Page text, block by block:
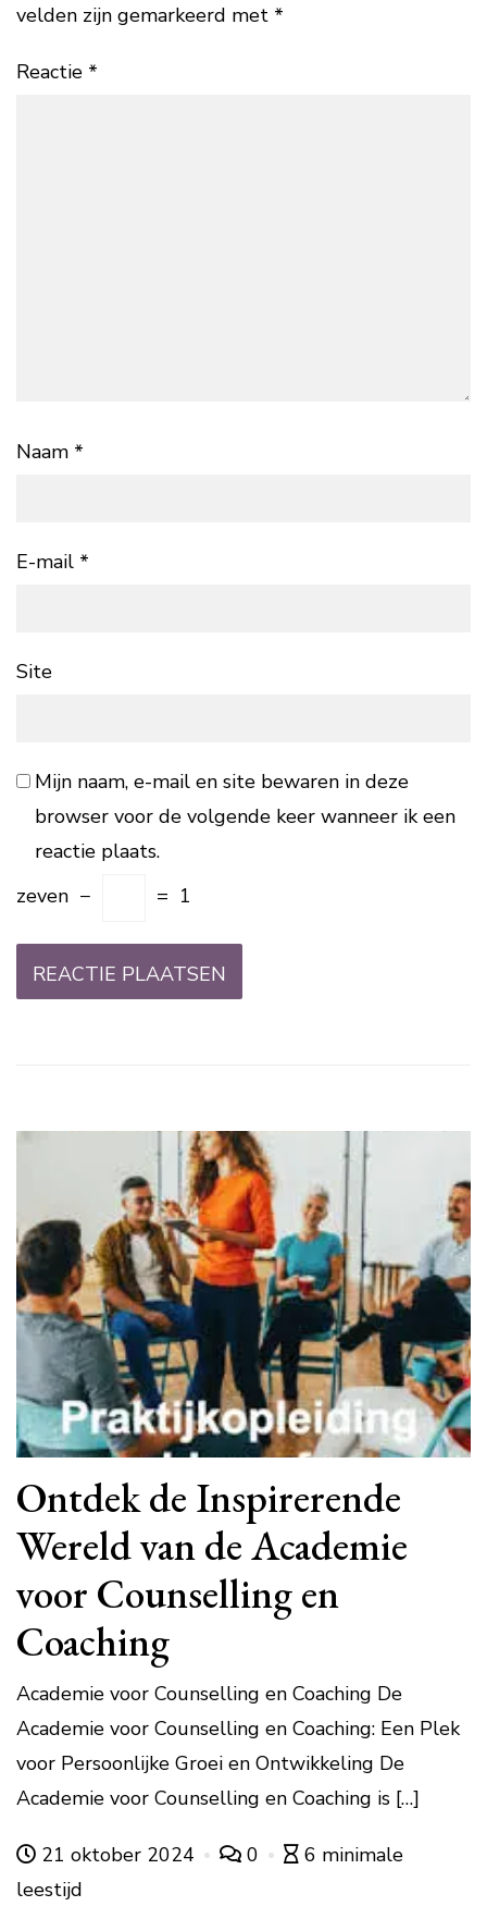
velden zijn gemarkeerd met *
Reactie *
Naam *
E-mail *
Site
Mijn naam, e-mail en site bewaren in deze
browser voor de volgende keer wanneer ik een
reactie plaats.
zeven − = 1
Ontdek de Inspirerende
Wereld van de Academie
voor Counselling en
Coaching
Academie voor Counselling en Coaching De
Academie voor Counselling en Coaching: Een Plek
voor Persoonlijke Groei en Ontwikkeling De
Academie voor Counselling en Coaching is […]
21 oktober 2024 0
6 minimale
leestijd